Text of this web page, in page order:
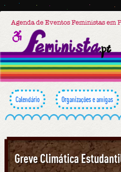
Agenda de Eventos Feministas em
Calendário Organizações e amigas
Greve Climática